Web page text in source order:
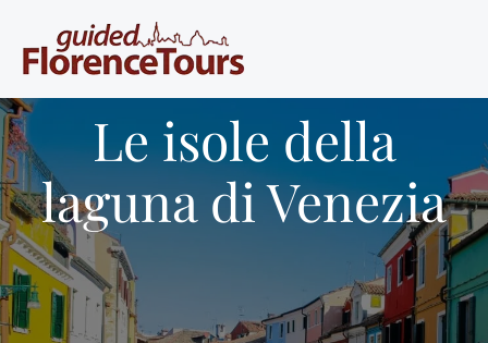
Le isole della
laguna di Venezia